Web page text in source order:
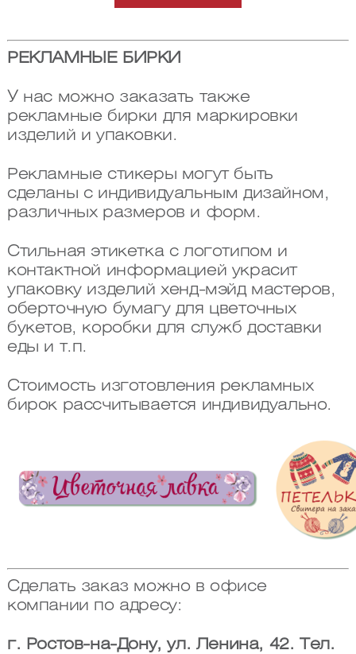
РЕКЛАМНЫЕ БИРКИ
У нас можно заказать также
рекламные бирки для маркировки
изделий и упаковки.
Рекламные стикеры могут быть
сделаны с индивидуальным дизайном,
различных размеров и форм.
Стильная этикетка с логотипом и
контактной информацией украсит
упаковку изделий хенд-мэйд мастеров,
оберточную бумагу для цветочных
букетов, коробки для служб доставки
еды и т.п.
Стоимость изготовления рекламных
бирок рассчитывается индивидуально.
Сделать заказ можно в офисе
компании по адресу:
г. Ростов-на-Дону, ул. Ленина, 42. Тел.